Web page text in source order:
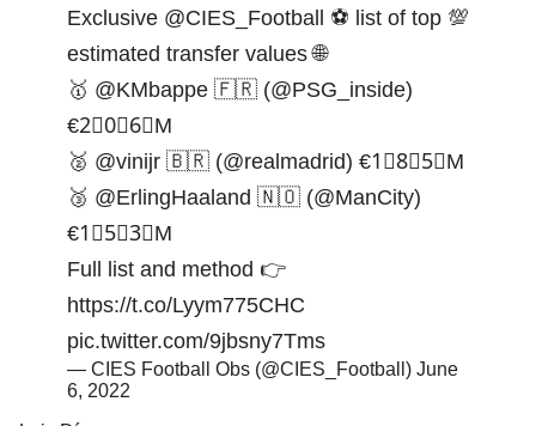
Exclusive @CIES_Football ⚽️ list of top 💯
estimated transfer values 🌐
🥇 @KMbappe 🇫🇷 (@PSG_inside)
€2⃣0⃣6⃣M
🥈 @vinijr 🇧🇷 (@realmadrid) €1⃣8⃣5⃣M
🥉 @ErlingHaaland 🇳🇴 (@ManCity)
€1⃣5⃣3⃣M
Full list and method 👉
https://t.co/Lyym775CHC
pic.twitter.com/9jbsny7Tms
— CIES Football Obs (@CIES_Football) June
6, 2022